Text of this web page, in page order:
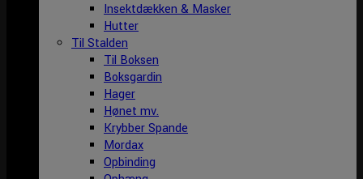
Insektdækken & Masker
Hutter
Til Stalden
Til Boksen
Boksgardin
Hager
Hønet mv.
Krybber Spande
Mordax
Opbinding